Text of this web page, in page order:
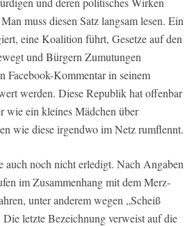
muss diesen Satz langsam lesen. Ein
eine Koalition führt, Gesetze auf den
und Bürgern Zumutungen
Facebook-Kommentar in seinem
werden. Diese Republik hat offenbar
wie ein kleines Mädchen über
wie diese irgendwo im Netz rumflennt.
auch noch nicht erledigt. Nach Angaben
im Zusammenhang mit dem Merz-
unter anderem wegen „Scheiß
letzte Bezeichnung verweist auf die